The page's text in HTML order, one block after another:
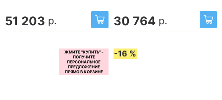
51 203 р. 30 764 р.
-16 %